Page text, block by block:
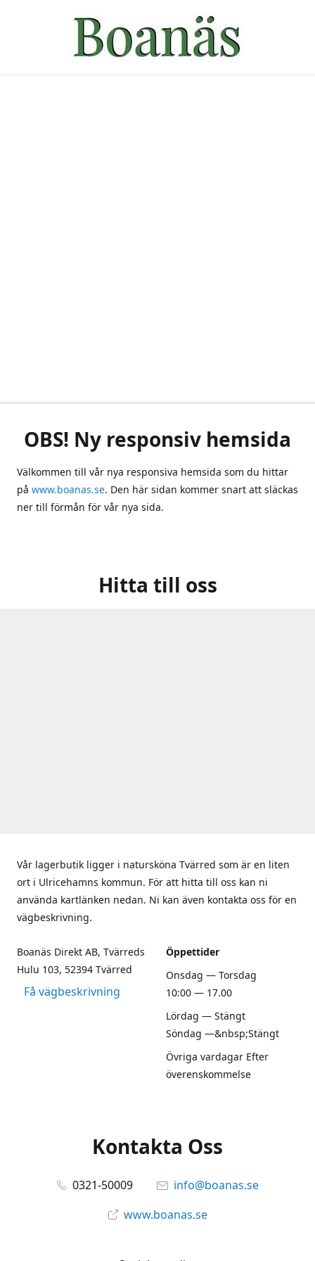
OBS! Ny responsiv hemsida
Välkommen till vår nya responsiva hemsida som du hittar
på www.boanas.se. Den här sidan kommer snart att släckas
ner till förmån för vår nya sida.
Hitta till oss
Vår lagerbutik ligger i natursköna Tvärred som är en liten
ort i Ulricehamns kommun. För att hitta till oss kan ni
använda kartlänken nedan. Ni kan även kontakta oss för en
vägbeskrivning.
Boanäs Direkt AB, Tvärreds
Hulu 103, 52394 Tvärred
Få vägbeskrivning
Öppettider
Onsdag — Torsdag
10:00 — 17.00
Lördag — Stängt
Söndag —&nbsp;Stängt
Övriga vardagar Efter
överenskommelse
Kontakta Oss
0321-50009
info@boanas.se
www.boanas.se